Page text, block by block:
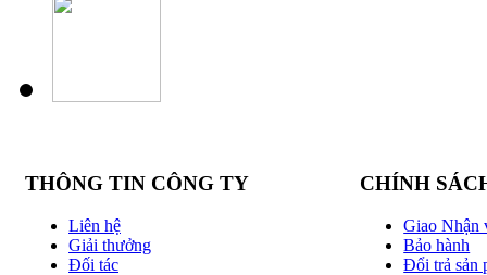
THÔNG TIN CÔNG TY
Liên hệ
Giải thưởng
Đối tác
CHÍNH
Giao Nhận
Bảo hành
Đổi trả sản